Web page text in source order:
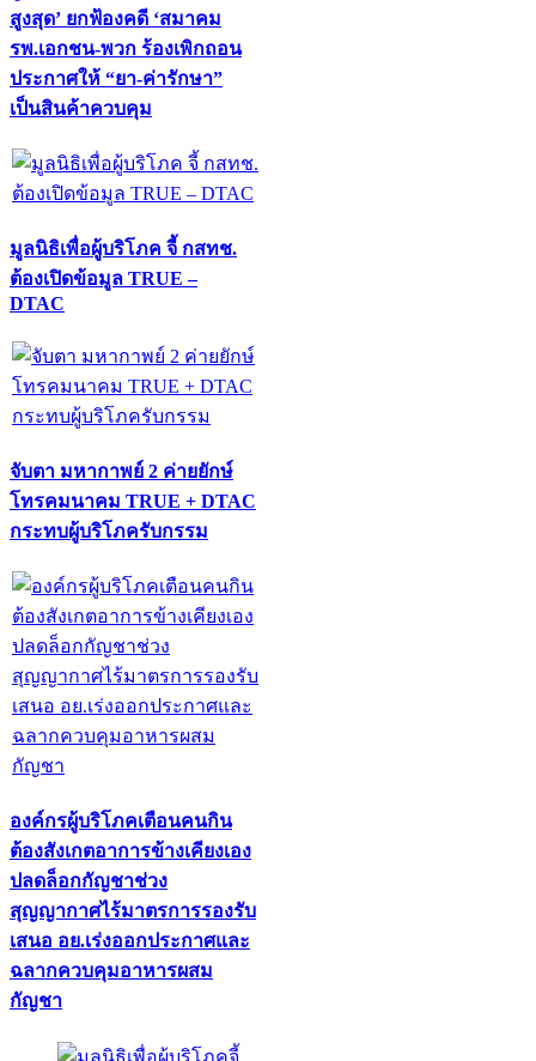
สูงสุด’ ยกฟ้องคดี ‘สมาคม
รพ.เอกชน-พวก ร้องเพิกถอน
ประกาศให้ “ยา-ค่ารักษา”
เป็นสินค้าควบคุม
มูลนิธิเพื่อผู้บริโภค จี้ กสทช.
ต้องเปิดข้อมูล TRUE –
DTAC
จับตา มหากาพย์ 2 ค่ายยักษ์
โทรคมนาคม TRUE + DTAC
กระทบผู้บริโภครับกรรม
องค์กรผู้บริโภคเตือนคนกิน
ต้องสังเกตอาการข้างเคียงเอง
ปลดล็อกกัญชาช่วง
สุญญากาศไร้มาตรการรองรับ
เสนอ อย.เร่งออกประกาศและ
ฉลากควบคุมอาหารผสม
กัญชา